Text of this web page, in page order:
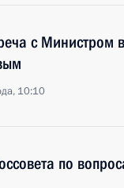
с Министром
10:10
по